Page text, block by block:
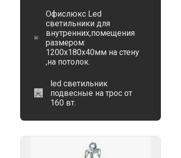
Офислюкс Led
светильники для
внутренних,помещения
размером:
1200х180х40мм на стену
,на потолок.
led светильник
подвесные на трос от
160 вт.